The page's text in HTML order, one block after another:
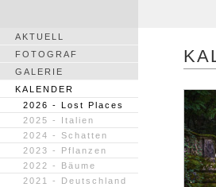
AKTUELL
FOTOGRAF
GALERIE
KALENDER
2026 - Lost Places
2025 - Italien
2024 - Schatten
2023 - Pflanzen
2022 - Bäume
2021 - Deutschland